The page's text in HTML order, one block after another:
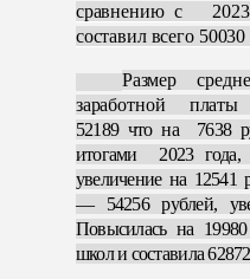
сравнению с 2023
составил всего
Размер
заработной
52189 что на 7638
итогами 2023 года,
увеличение на 12541
— 54256 рублей,
Повысилась на 19980
школ и составила